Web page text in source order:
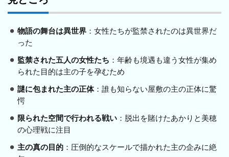
物語の舞台は異世界：女性たちが監禁されたのは異世界だ
った
監禁された五人の女性たち ：年齢も境遇も違う女性が集め
られた目的は主の子を孕むため
謎に包まれた主の正体：誰も知らない屋敷の主の正体に驚
愕
限られた空間で行われる戦い：脱出を賭けたあかりと美穂
の心理戦に注目
主の真の目的：圧倒的なスケールで描かれた主の企みに絶